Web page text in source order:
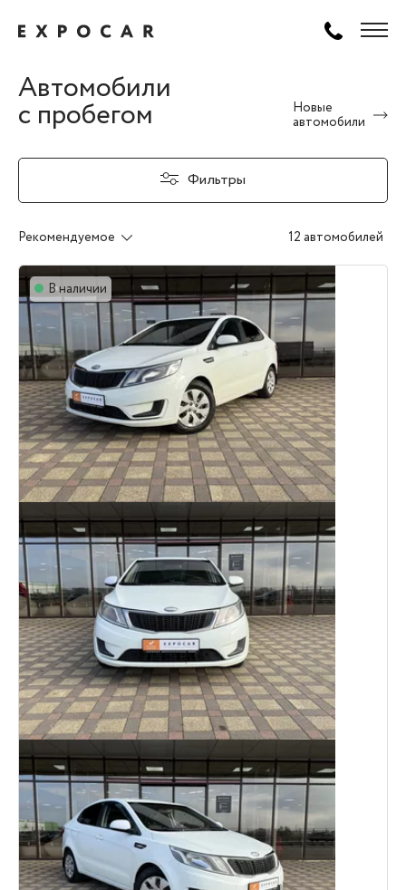
Автомобили
с пробегом
Новые
автомобили
Фильтры
Рекомендуемое 12 автомобилей
В наличии